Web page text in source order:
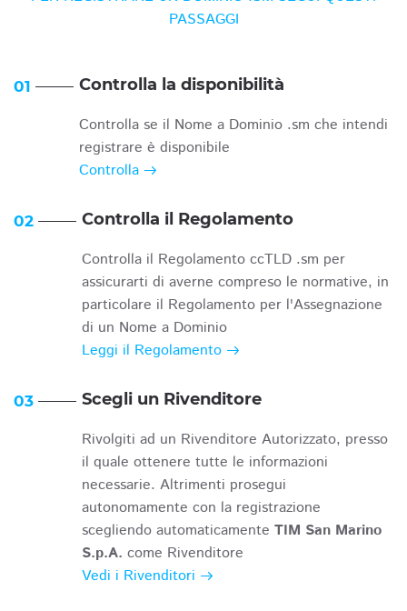
PASSAGGI
01 Controlla la disponibilità
Controlla se il Nome a Dominio .sm che intendi
registrare è disponibile
Controlla
02 Controlla il Regolamento
Controlla il Regolamento ccTLD .sm per
assicurarti di averne compreso le normative, in
particolare il Regolamento per l'Assegnazione
di un Nome a Dominio
Leggi il Regolamento
03 Scegli un Rivenditore
Rivolgiti ad un Rivenditore Autorizzato, presso
il quale ottenere tutte le informazioni
necessarie. Altrimenti prosegui
autonomamente con la registrazione
scegliendo automaticamente TIM San Marino
S.p.A. come Rivenditore
Vedi i Rivenditori